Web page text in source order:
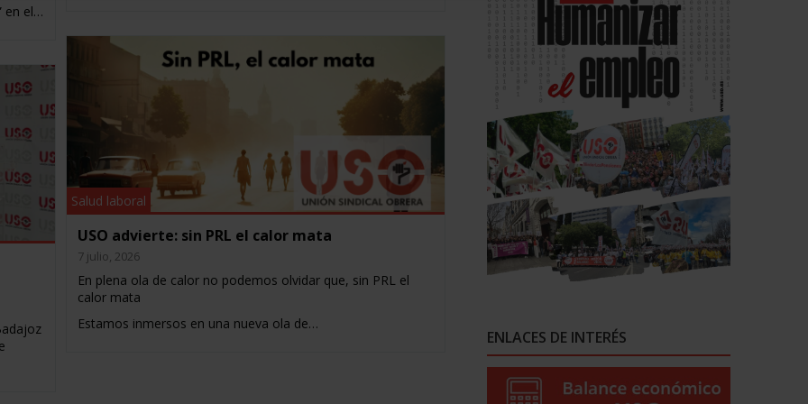
en el…
Salud laboral
USO advierte: sin PRL el calor mata
7 julio, 2026
En plena ola de calor no podemos olvidar que, sin PRL el
calor mata
Estamos inmersos en una nueva ola de…
ENLACES DE INTERÉS